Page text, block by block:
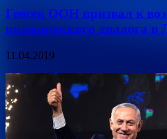
Генсек ООН призвал к
политического диалога в
11.04.2019